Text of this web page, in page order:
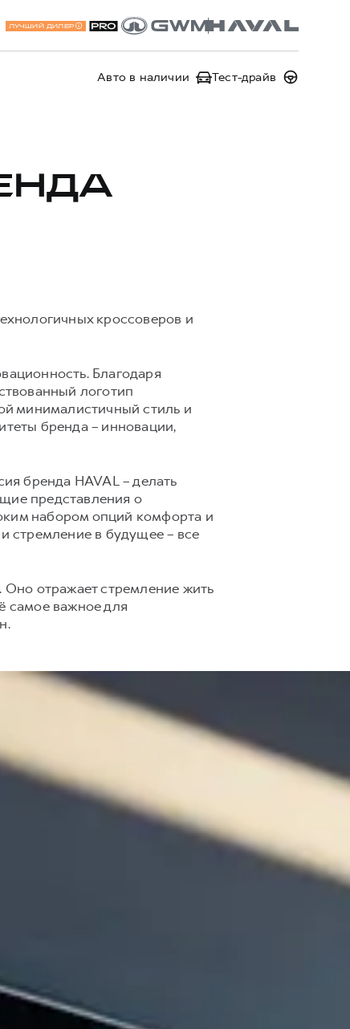
ЛУЧШИЙ ДИЛЕР
Авто в наличии Тест-драйв
кроссоверов и
Благодаря
логотип
минималистичный стиль и
бренда – инновации,
бренда HAVAL – делать
представления о
набором опций комфорта и
стремление в будущее – все
Оно отражает стремление жить
самое важное для